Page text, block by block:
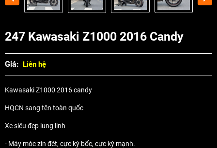
247 Kawasaki Z1000 2016 Candy
Giá: Liên hệ
Kawasaki Z1000 2016 candy
HQCN sang tên toàn quốc
Xe siêu đẹp lung linh
- Máy móc zin đét, cực kỳ bốc, cực kỳ mạnh.